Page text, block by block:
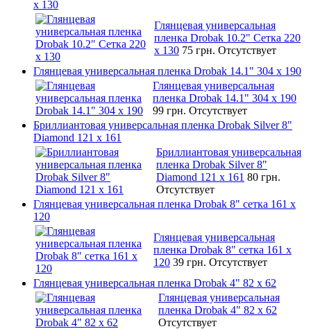
x 130
Глянцевая универсальная
пленка Drobak 10.2" Сетка 220
x 130 75 грн. Отсутствует
Глянцевая универсальная пленка Drobak 14.1" 304 х 190
Глянцевая универсальная
пленка Drobak 14.1" 304 х 190
99 грн. Отсутствует
Бриллиантовая универсальная пленка Drobak Silver 8"
Diamond 121 х 161
Бриллиантовая универсальная
пленка Drobak Silver 8"
Diamond 121 х 161 80 грн.
Отсутствует
Глянцевая универсальная пленка Drobak 8" сетка 161 х
120
Глянцевая универсальная
пленка Drobak 8" сетка 161 х
120 39 грн. Отсутствует
Глянцевая универсальная пленка Drobak 4" 82 x 62
Глянцевая универсальная
пленка Drobak 4" 82 x 62
Отсутствует